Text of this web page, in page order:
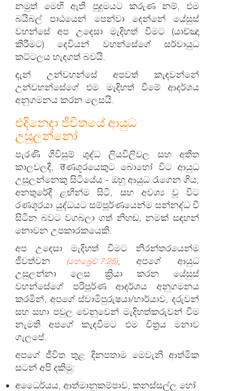
නමුත් මෙහි ඇති පුදුමයට කරුණ නම්, එම
බයිබල් පාඨයෙන් පෙන්වා දෙන්නේ යේසුස්
වහන්සේ අප උදෙසා මැදිහත් වීමට (යාච්ඤා
කිරීමට) දෙවියන් වහන්සේගේ සර්වායුධ
කට්ටලය හැඳගත් බවයි.
දැන් උන්වහන්සේ අපවත් කැඳවන්නේ
උන්වහන්සේගේ එම මැදිහත් වීමේ ආදර්ශය
අනුගමනය කරන ලෙසයි.
එදිනෙදා ජීවිතයේ ආයුධ
උසුලන්නෝ
පැරණි ගිවිසුම් ශුද්ධ ලියවිලිවල සහ අතීත
කාලවලදී, ਰණශූරයෙකුට බොහෝ විට ආයුධ
උසුලන්නෙකු සිටියේය - ඔහු ආයුධ රැගෙන ගිය,
අනතුරේදී ළඟින්ම සිටි, සහ අවශ්‍ය වූ විට
රණශූරයා යුද්ධයට සම්පූර්ණයෙන්ම සන්නද්ධ වී
සිටින බවට වගබලා ගත් නිහඬ, නමක් සඳහන්
නොවන උපකාරකයෙකි.
අප උදෙසා මැදිහත් වීමට නිරන්තරයෙන්ම
ජීවත්වන (හෙබ්‍රෙව් 7:25), අපගේ ආයුධ
උසුලන්නා ලෙස ක්‍රියා කරන යේසුස්
වහන්සේගේ පරිපූර්ණ ආදර්ශය අනුගමනය
කරමින්, අපගේ ස්වාමිපුරුෂයා/භාර්යාව, දරුවන්
සහ සභා පවුල වෙනුවෙන් මැදිහත්කරුවන් වීම
නැමති අපගේ කැඳවීමට එම චිත්‍රය මනාව
ගැලපේ.
අපගේ ජීවිත තුළ දිනපතාම මෙවැනි ආත්මික
සටන් අපි දකිමු:
අධෛර්යය, ආත්මානුකම්පාව, කනස්සල්ල හෝ